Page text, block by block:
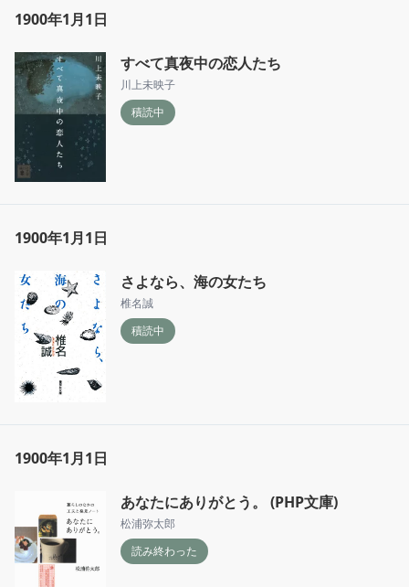
1900年1月1日
すべて真夜中の恋人たち
川上未映子
積読中
1900年1月1日
さよなら、海の女たち
椎名誠
積読中
1900年1月1日
あなたにありがとう。 (PHP文庫)
松浦弥太郎
読み終わった